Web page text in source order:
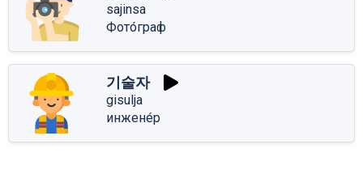
sajinsa
Фото́граф
기술자
gisulja
инжене́р